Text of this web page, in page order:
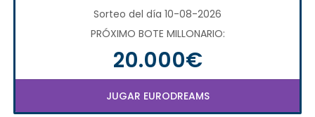
Sorteo del día 10-08-2026
PRÓXIMO BOTE MILLONARIO:
20.000€
JUGAR EURODREAMS